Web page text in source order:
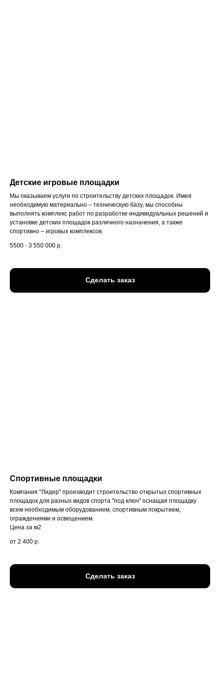
Детские игровые площадки
Мы оказываем услуги по строительству детских площадок. Имея
необходимую материально – техническую базу, мы способны
выполнять комплекс работ по разработке индивидуальных решений и
установке детских площадок различного назначения, а также
спортивно – игровых комплексов.
5500 - 3 550 000 р.
Сделать заказ
Спортивные площадки
Компания "Лидер" производит строительство открытых спортивных
площадок для разных видов спорта "под ключ" оснащая площадку
всем необходимым оборудованием, спортивным покрытием,
ограждениями и освещением.
Цена за м2
от 2 400 р.
Сделать заказ